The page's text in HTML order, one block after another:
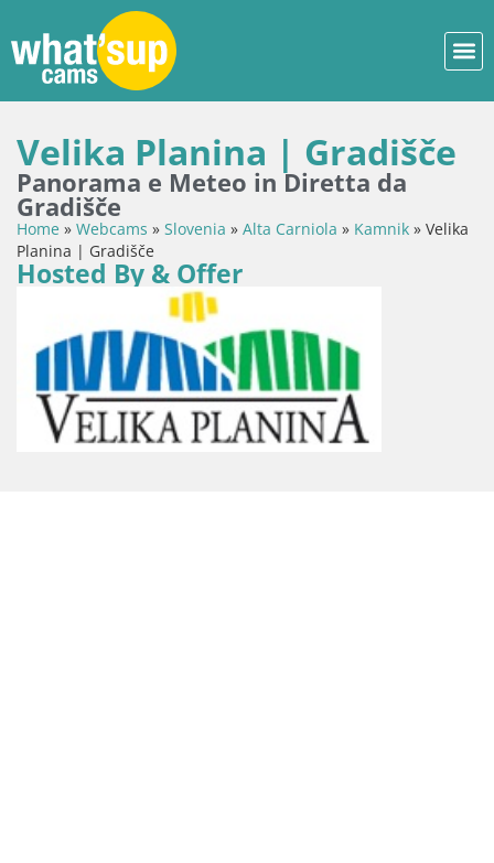
Velika Planina | Gradišče
Panorama e Meteo in Diretta da
Gradišče
Home » Webcams » Slovenia » Alta Carniola » Kamnik » Velika
Planina | Gradišče
Hosted By & Offer